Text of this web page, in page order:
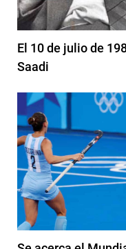
El 10 de julio de
Saadi